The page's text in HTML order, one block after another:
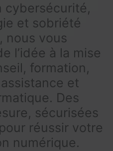
cybersécurité,
et sobriété
nous vous
l’idée à la mise
formation,
et
Des
sécurisées
réussir votre
numérique.